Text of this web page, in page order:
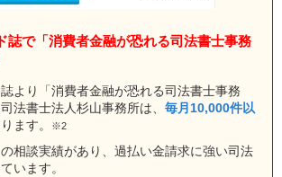
誌で「消費者金融が恐れる司法書士事務
より「消費者金融が恐れる司法書士事務
法書士法人杉山事務所は、 毎月10,000件以
ます。 ※2
相談実績があり、過払い金請求に強い司法
います。